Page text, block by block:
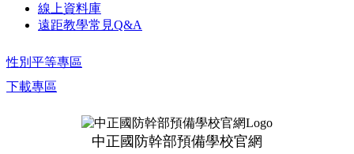
線上資料庫
遠距教學常見Q&A
性別平等專區
下載專區
中正國防幹部預備學校官網